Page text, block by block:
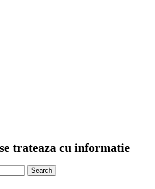
trateaza cu informatie